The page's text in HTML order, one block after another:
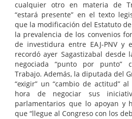
cualquier otro en materia de
“estará presente” en el texto
que la modificación del Estatuto
la prevalencia de los convenios
de investidura entre EAJ-PNV y
recordó ayer Sagastizabal
negociada “punto por punto”
Trabajo. Además, la diputada del
“exigir” un “cambio de actitud”
hora de negociar sus
parlamentarios que lo apoyan y
que “llegue al Congreso con los